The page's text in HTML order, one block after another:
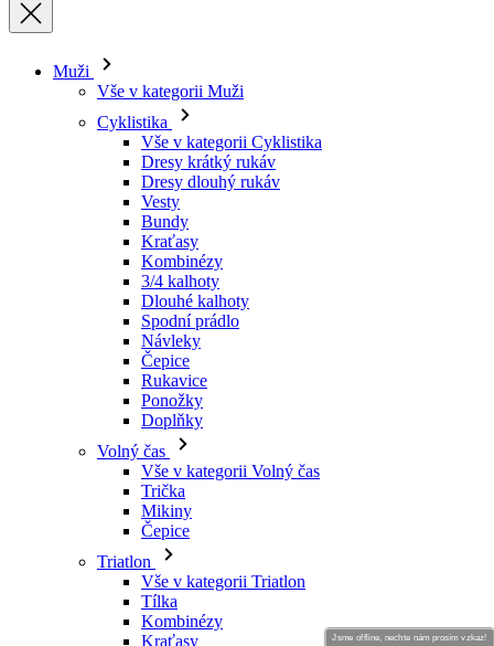
Muži
Vše v kategorii Muži
Cyklistika
Vše v kategorii Cyklistika
Dresy krátký rukáv
Dresy dlouhý rukáv
Vesty
Bundy
Kraťasy
Kombinézy
3/4 kalhoty
Dlouhé kalhoty
Spodní prádlo
Návleky
Čepice
Rukavice
Ponožky
Doplňky
Volný čas
Vše v kategorii Volný čas
Trička
Mikiny
Čepice
Triatlon
Vše v kategorii Triatlon
Tílka
Kombinézy
Kraťasy
Jsme offline, nechte nám prosím vzkaz!